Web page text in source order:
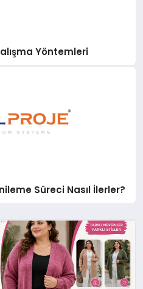
Yöntemleri
Süreci Nasıl İlerler?